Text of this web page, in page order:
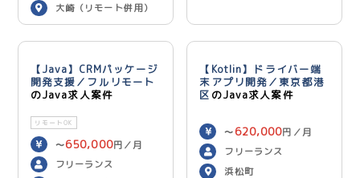
大崎（リモート併用）
【Java】CRMパッケージ
開発支援／フルリモート
のJava求人案件
リモートOK
〜650,000円／月
フリーランス
【Kotlin】ドライバー端
末アプリ開発／東京都港
区 のJava求人案件
〜 620,000円／月
フリーランス
浜松町